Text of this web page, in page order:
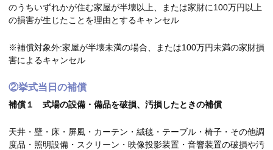
のうちいずれかが住む家屋が半壊以上、または家財に100万円以上
の損害が生じたことを理由とするキャンセル
※補償対象外:家屋が半壊未満の場合、または100万円未満の家財損
害によるキャンセル
②挙式当日の補償
補償１ 式場の設備・備品を破損、汚損したときの補償
天井・壁・床・屏風・カーテン・絨毯・テーブル・椅子・その他調
度品・照明設備・スクリーン・映像投影装置・音響装置の破損や汚